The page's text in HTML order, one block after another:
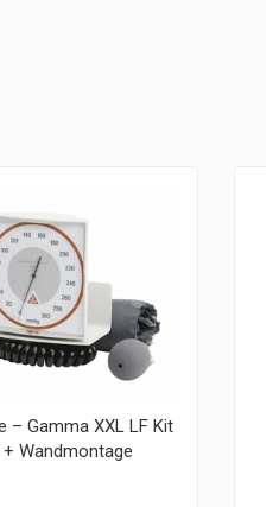
– Gamma XXL LF Kit
+ Wandmontage